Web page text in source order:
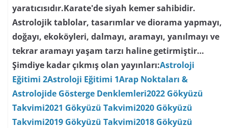
yaratıcısıdır.Karate'de siyah kemer sahibidir.
Astrolojik tablolar, tasarımlar ve diorama yapmayı,
doğayı, ekoköyleri, dalmayı, aramayı, yanılmayı ve
tekrar aramayı yaşam tarzı haline getirmiştir…
Şimdiye kadar çıkmış olan yayınları:Astroloji
Eğitimi 2Astroloji Eğitimi 1Arap Noktaları &
Astrolojide Gösterge Denklemleri2022 Gökyüzü
Takvimi2021 Gökyüzü Takvimi2020 Gökyüzü
Takvimi2019 Gökyüzü Takvimi2018 Gökyüzü